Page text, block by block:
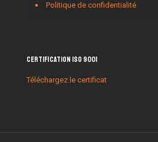
Politique de confidentialité
Certification ISO 9001
Téléchargez le certificat